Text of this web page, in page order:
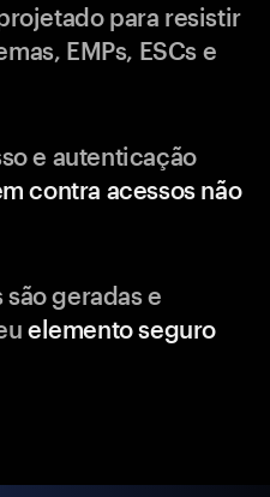
para resistir
EMPs, ESCs e
e autenticação
contra acessos não
geradas e
elemento seguro